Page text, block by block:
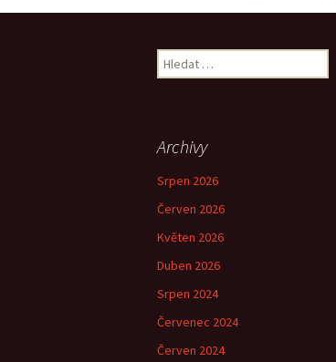
Vyhledávání
Archivy
Srpen 2026
Červen 2026
Květen 2026
Duben 2026
Srpen 2024
Červenec 2024
Červen 2024